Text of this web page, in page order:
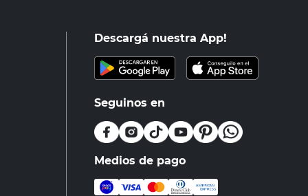
Descargá nuestra App!
Seguinos en
Medios de pago